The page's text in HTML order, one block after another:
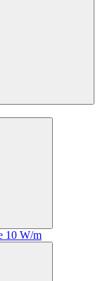
10 W/m